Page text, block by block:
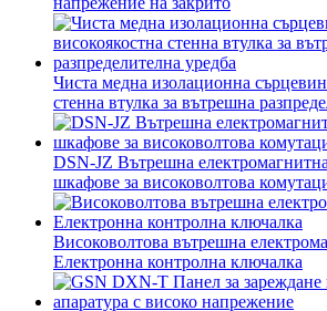
Чиста медна изолационна
стенна втулка за вътрешна
DSN-JZ Вътрешна
шкафове за високоволтова
Високоволтова вътрешна
Електронна контролна ключалка